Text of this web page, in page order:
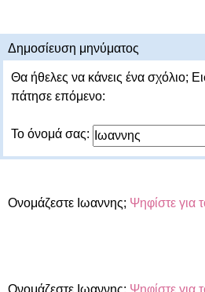
Δημοσίευση μηνύματος
Θα ήθελες να κάνεις ένα σχόλιο;
πάτησε επόμενο:
Το όνομά σας:
Ονομάζεστε Ιωαννης; Ψηφίστε για
Ονομάζεστε Ιωαννης; Ψηφίστε για